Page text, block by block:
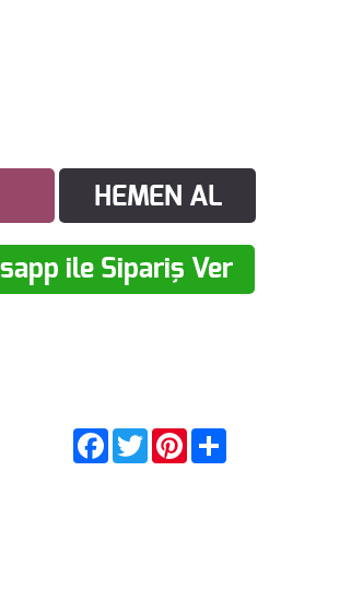
HEMEN AL
ile Sipariş Ver
FacebookTwitter Pinterest